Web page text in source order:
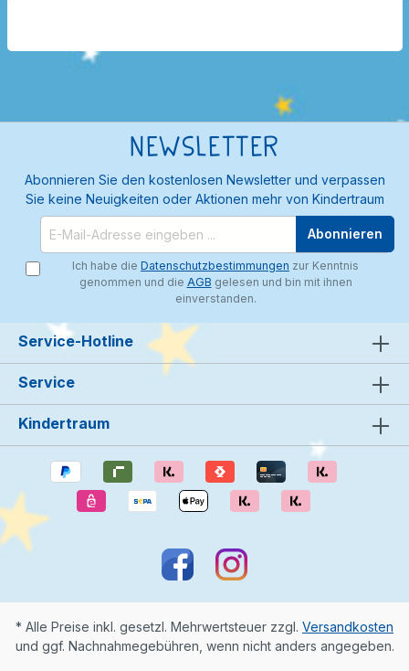
Newsletter
Abonnieren Sie den kostenlosen Newsletter und verpassen
Sie keine Neuigkeiten oder Aktionen mehr von Kindertraum
Abonnieren
Ich habe die Datenschutzbestimmungen zur Kenntnis
genommen und die AGB gelesen und bin mit ihnen
einverstanden.
Service-Hotline
Service
Kindertraum
* Alle Preise inkl. gesetzl. Mehrwertsteuer zzgl. Versandkosten
und ggf. Nachnahmegebühren, wenn nicht anders angegeben.